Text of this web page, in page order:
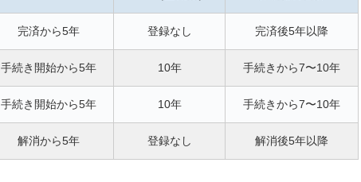
完済から5年 登録なし 完済後5年以降
手続き開始から5年 10年 手続きから7〜10年
手続き開始から5年 10年 手続きから7〜10年
解消から5年 登録なし 解消後5年以降